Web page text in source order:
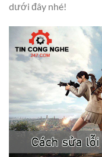
dưới đây nhé!